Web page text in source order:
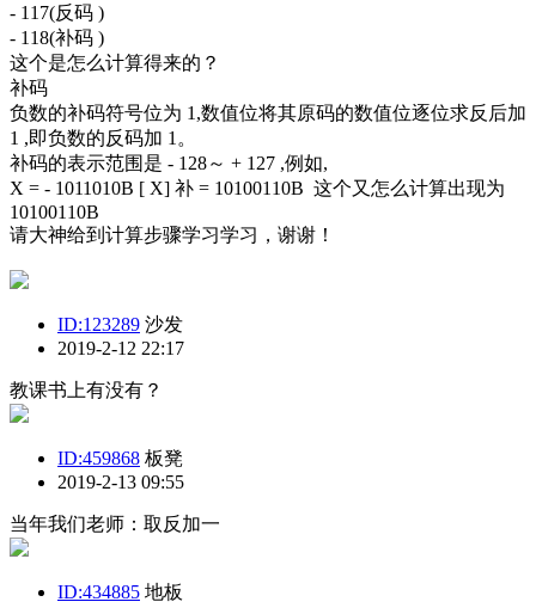
- 117(反码 )
- 118(补码 )
这个是怎么计算得来的？
补码
负数的补码符号位为 1,数值位将其原码的数值位逐位求反后加
1 ,即负数的反码加 1。
补码的表示范围是 - 128～ + 127 ,例如,
X = - 1011010B [ X] 补 = 10100110B 这个又怎么计算出现为
10100110B
请大神给到计算步骤学习学习，谢谢！
ID:123289 沙发
2019-2-12 22:17
教课书上有没有？
ID:459868 板凳
2019-2-13 09:55
当年我们老师：取反加一
ID:434885 地板